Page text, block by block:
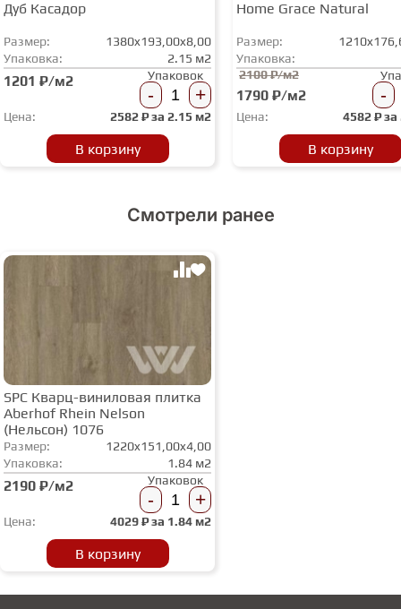
Дуб Касадор
Размер:
1380x193,00x8,00
Упаковка:
2.15 м2
1201 ₽/м2 Упаковок
- +
Цена: 2582₽ за 2.15 м2
В корзину
Home Grace Natural
Размер:
Упаковка:
2100 ₽/м2
1790 ₽/м2 -
Цена: 4582₽ за
В корзину
Смотрели ранее
SPC Кварц-виниловая плитка
Aberhof Rhein Nelson
(Нельсон) 1076
Размер:
1220x151,00x4,00
Упаковка:
1.84 м2
2190 ₽/м2 Упаковок
- +
Цена: 4029₽ за 1.84 м2
В корзину